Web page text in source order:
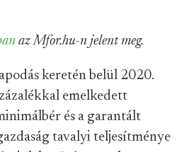
az Mfor.hu-n jelent meg.
keretén belül 2020.
emelkedett
és a garantált
tavalyi teljesítménye